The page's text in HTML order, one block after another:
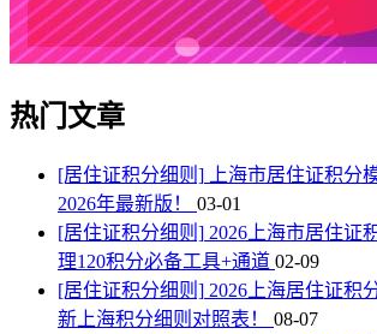
热门文章
[居住证积分细则] 上海市居住证积分
2026年最新版！ 03-01
[居住证积分细则] 2026上海市居住证
理120积分必备工具+通道 02-09
[居住证积分细则] 2026上海居住证积
新上海积分细则对照表！ 08-07